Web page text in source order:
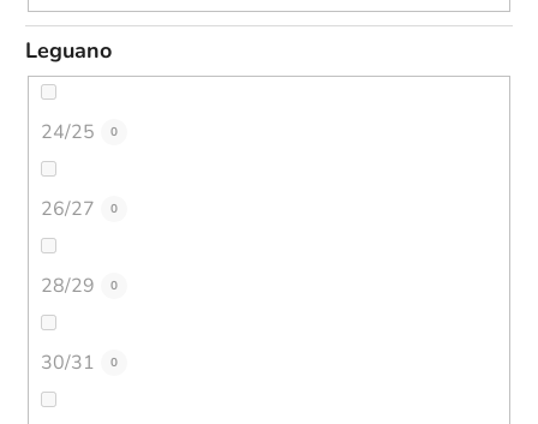
Leguano
24/25 0
26/27 0
28/29 0
30/31 0